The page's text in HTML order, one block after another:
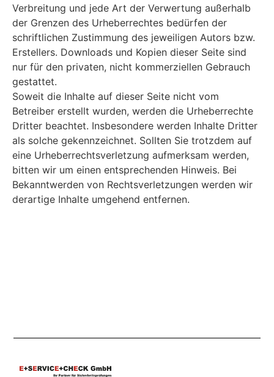
Verbreitung und jede Art der Verwertung außerhalb
der Grenzen des Urheberrechtes bedürfen der
schriftlichen Zustimmung des jeweiligen Autors bzw.
Erstellers. Downloads und Kopien dieser Seite sind
nur für den privaten, nicht kommerziellen Gebrauch
gestattet.
Soweit die Inhalte auf dieser Seite nicht vom
Betreiber erstellt wurden, werden die Urheberrechte
Dritter beachtet. Insbesondere werden Inhalte Dritter
als solche gekennzeichnet. Sollten Sie trotzdem auf
eine Urheberrechtsverletzung aufmerksam werden,
bitten wir um einen entsprechenden Hinweis. Bei
Bekanntwerden von Rechtsverletzungen werden wir
derartige Inhalte umgehend entfernen.